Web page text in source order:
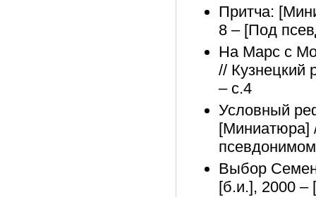
Притча:
8 – [Под
На Марс с
// Кузнецкий
– с.4
Условный
[Миниатюра]
Выбор
[б.и.], 2000 –